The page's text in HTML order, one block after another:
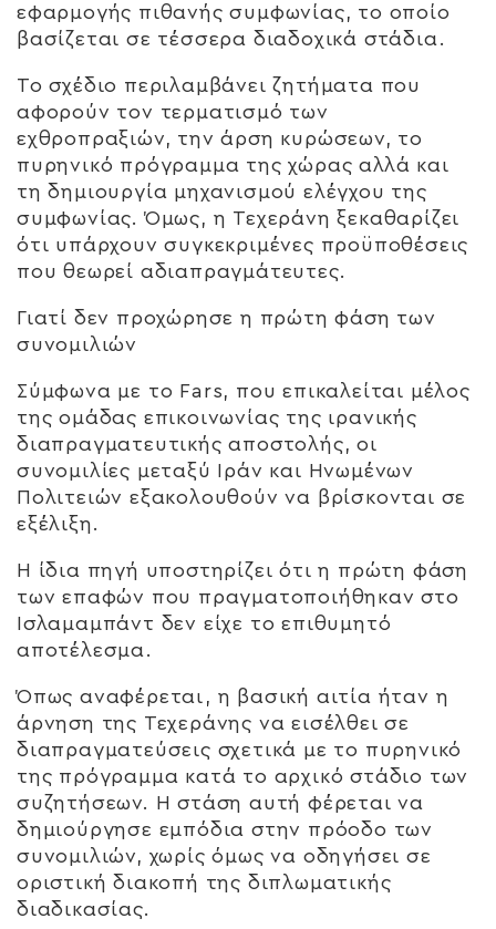
εφαρμογής πιθανής συμφωνίας, το οποίο
βασίζεται σε τέσσερα διαδοχικά στάδια.
Το σχέδιο περιλαμβάνει ζητήματα που
αφορούν τον τερματισμό των
εχθροπραξιών, την άρση κυρώσεων, το
πυρηνικό πρόγραμμα της χώρας αλλά και
τη δημιουργία μηχανισμού ελέγχου της
συμφωνίας. Όμως, η Τεχεράνη ξεκαθαρίζει
ότι υπάρχουν συγκεκριμένες προϋποθέσεις
που θεωρεί αδιαπραγμάτευτες.
Γιατί δεν προχώρησε η πρώτη φάση των
συνομιλιών
Σύμφωνα με το Fars, που επικαλείται μέλος
της ομάδας επικοινωνίας της ιρανικής
διαπραγματευτικής αποστολής, οι
συνομιλίες μεταξύ Ιράν και Ηνωμένων
Πολιτειών εξακολουθούν να βρίσκονται σε
εξέλιξη.
Η ίδια πηγή υποστηρίζει ότι η πρώτη φάση
των επαφών που πραγματοποιήθηκαν στο
Ισλαμαμπάντ δεν είχε το επιθυμητό
αποτέλεσμα.
Όπως αναφέρεται, η βασική αιτία ήταν η
άρνηση της Τεχεράνης να εισέλθει σε
διαπραγματεύσεις σχετικά με το πυρηνικό
της πρόγραμμα κατά το αρχικό στάδιο των
συζητήσεων. Η στάση αυτή φέρεται να
δημιούργησε εμπόδια στην πρόοδο των
συνομιλιών, χωρίς όμως να οδηγήσει σε
οριστική διακοπή της διπλωματικής
διαδικασίας.